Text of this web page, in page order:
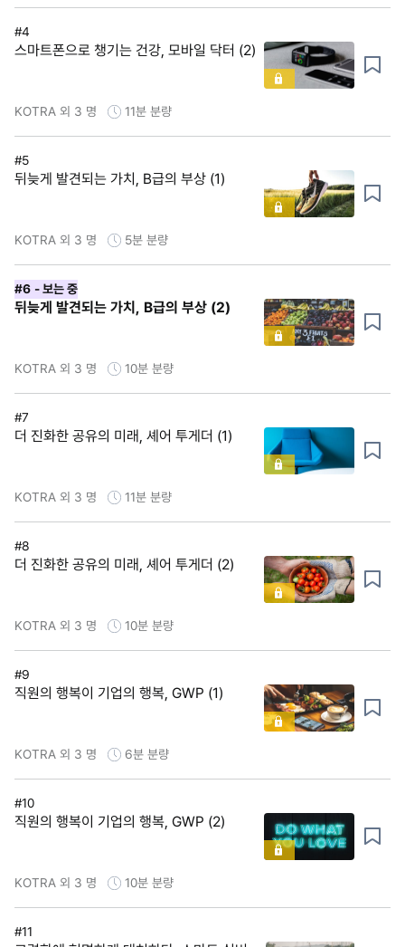
#4
스마트폰으로 챙기는 건강, 모바일 닥터 (2)
KOTRA 외 3 명 11분 분량
#5
뒤늦게 발견되는 가치, B급의 부상 (1)
KOTRA 외 3 명 5분 분량
#6 - 보는 중
뒤늦게 발견되는 가치, B급의 부상 (2)
KOTRA 외 3 명 10분 분량
#7
더 진화한 공유의 미래, 셰어 투게더 (1)
KOTRA 외 3 명 11분 분량
#8
더 진화한 공유의 미래, 셰어 투게더 (2)
KOTRA 외 3 명 10분 분량
#9
직원의 행복이 기업의 행복, GWP (1)
KOTRA 외 3 명 6분 분량
#10
직원의 행복이 기업의 행복, GWP (2)
KOTRA 외 3 명 10분 분량
#11